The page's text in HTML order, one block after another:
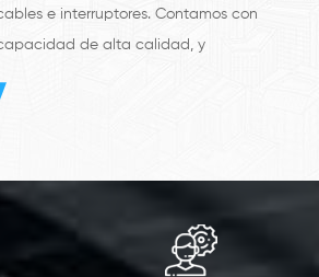
e interruptores. Contamos con
de alta calidad, y
ya han pasado la calidad ISO900:
empresa depende de tecnologías
precio razonable, excelente servicio
para COMPONENTES para terminales,